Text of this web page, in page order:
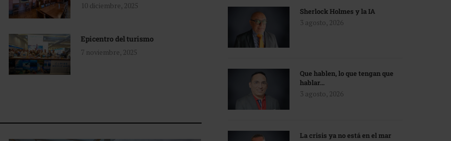
10 diciembre, 2025
Epicentro del turismo
7 noviembre, 2025
Sherlock Holmes y la IA
3 agosto, 2026
Que hablen, lo que tengan que
hablar…
3 agosto, 2026
La crisis ya no está en el mar